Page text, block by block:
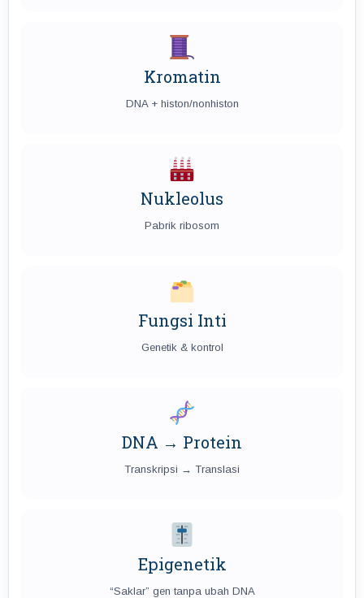
Kromatin
DNA + histon/nonhiston
Nukleolus
Pabrik ribosom
Fungsi Inti
Genetik & kontrol
DNA → Protein
Transkripsi → Translasi
Epigenetik
“Saklar” gen tanpa ubah DNA